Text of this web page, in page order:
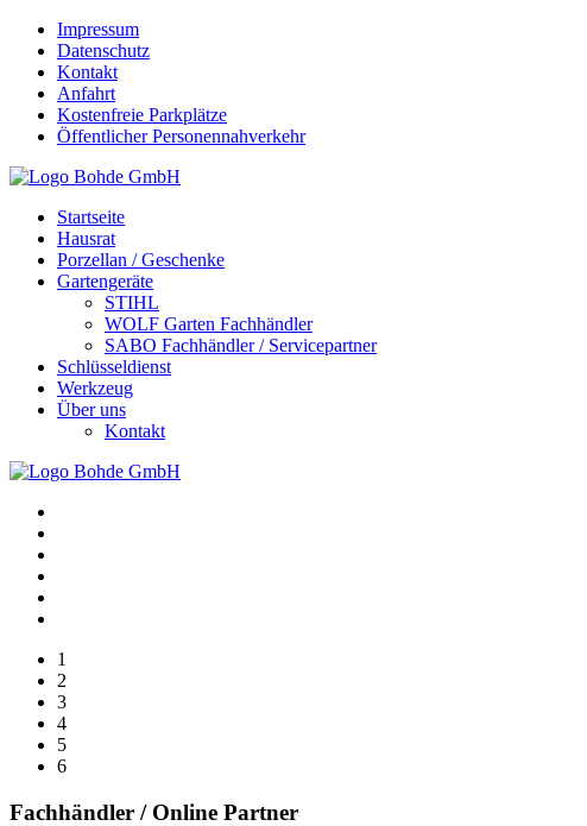
Impressum
Datenschutz
Kontakt
Anfahrt
Kostenfreie Parkplätze
Öffentlicher Personennahverkehr
Startseite
Hausrat
Porzellan / Geschenke
Gartengeräte
STIHL
WOLF Garten Fachhändler
SABO Fachhändler / Servicepartner
Schlüsseldienst
Werkzeug
Über uns
Kontakt
1
2
3
4
5
6
Fachhändler / Online Partner